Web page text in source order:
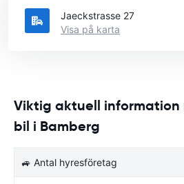
Jaeckstrasse 27
Visa på karta
Viktig aktuell information
bil i Bamberg
🚙 Antal hyresföretag